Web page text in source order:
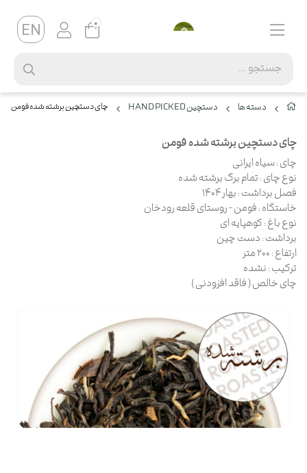
دسته ها دستچین HAND PICKED چای دستچین برشته شده فومن
چای دستچین برشته شده فومن
چای : سیاه ایرانی
نوع چای : تمام برگ برشته شده
فصل برداشت : بهار 1404
خاستگاه : فومن - روستای قلعه رودخان
نوع باغ : کوهپایه ای
برداشت : دست چین
ارتفاع : 200 متر
ترکیب : نشده
چای خالص ( فاقد افزودنی )
0